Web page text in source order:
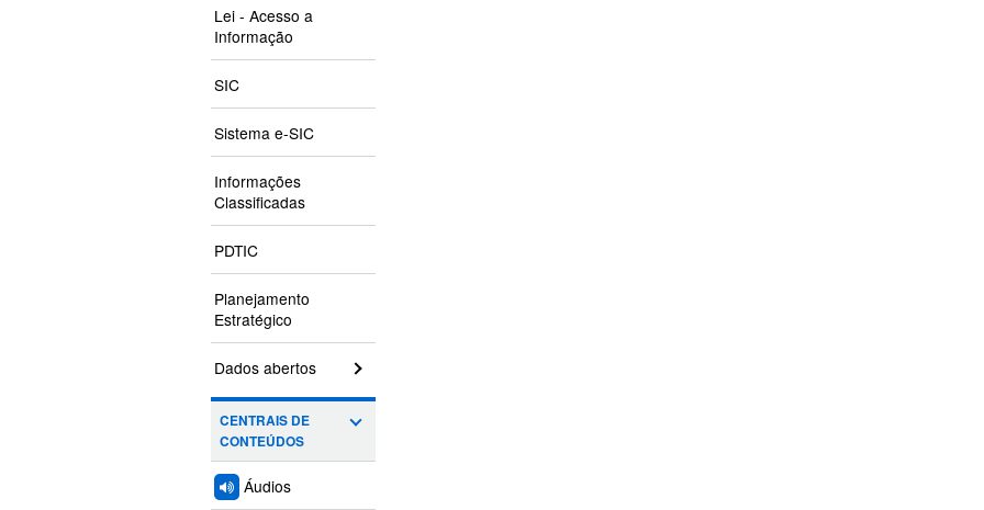
Lei - Acesso a
Informação
SIC
Sistema e-SIC
Informações
Classificadas
PDTIC
Planejamento
Estratégico
Dados abertos
CENTRAIS DE
CONTEÚDOS
Áudios